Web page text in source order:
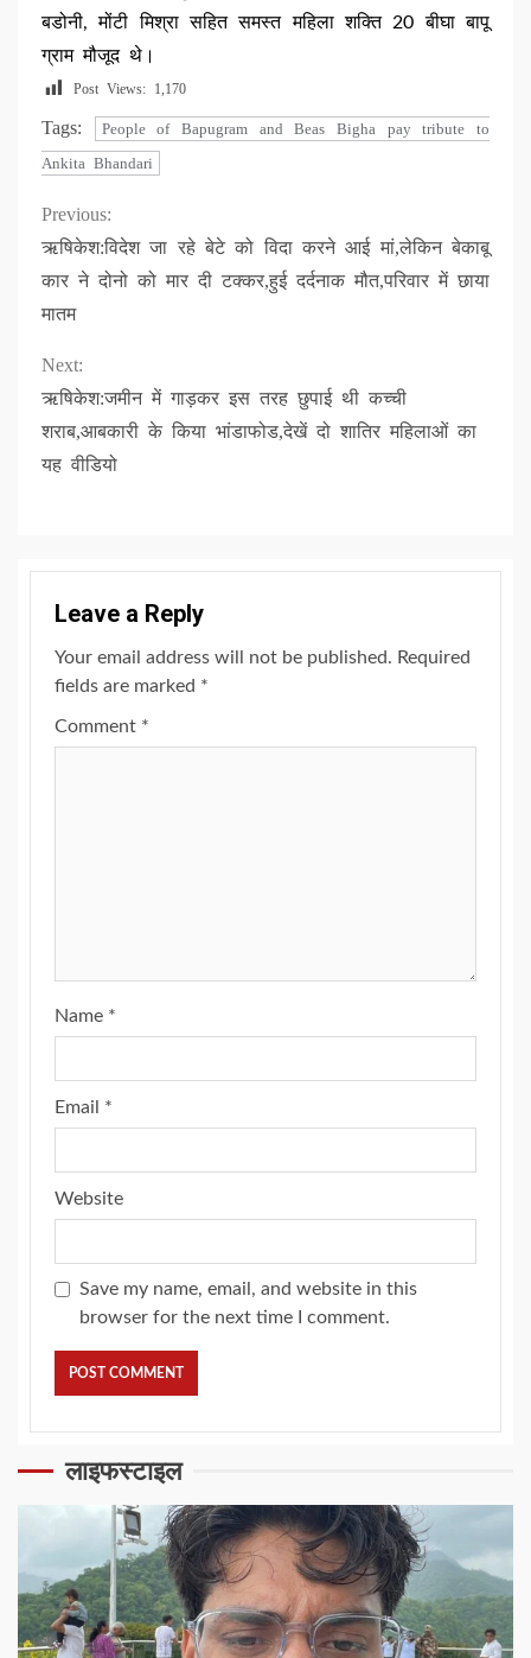
बडोनी, मोंटी मिश्रा सहित समस्त महिला शक्ति 20 बीघा बापू
ग्राम मौजूद थे।
Post Views: 1,170
Tags:
People of Bapugram and Beas Bigha pay tribute to
Ankita Bhandari
Continue
Reading
Previous:
ऋषिकेश:विदेश जा रहे बेटे को विदा करने आई मां,लेकिन बेकाबू
कार ने दोनो को मार दी टक्कर,हुई दर्दनाक मौत,परिवार में छाया
मातम
Next:
ऋषिकेश:जमीन में गाड़कर इस तरह छुपाई थी कच्ची
शराब,आबकारी के किया भांडाफोड,देखें दो शातिर महिलाओं का
यह वीडियो
Leave a Reply
Your email address will not be published. Required
fields are marked *
Comment *
Name *
Email *
Website
Save my name, email, and website in this
browser for the next time I comment.
लाइफस्टाइल